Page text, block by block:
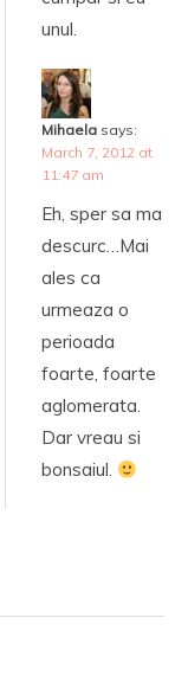
unul.
Mihaela says:
March 7, 2012 at
11:47 am
Eh, sper sa ma
descurc…Mai
ales ca
urmeaza o
perioada
foarte, foarte
aglomerata.
Dar vreau si
bonsaiul.